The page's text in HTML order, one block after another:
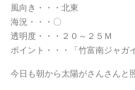
風向き・・・北東
海況・・・〇
透明度・・・２０～２５Ｍ
ポイント・・・「竹富南ジャガ
今日も朝から太陽がさんさんと照